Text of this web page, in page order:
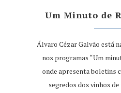
Um Minuto de
Álvaro Cézar Galvão está
nos programas “Um
onde apresenta boletins
segredos dos vinhos